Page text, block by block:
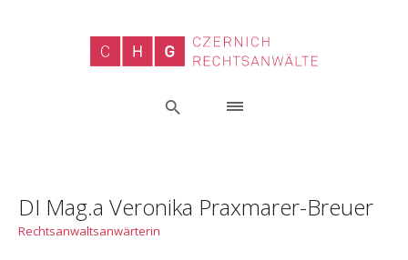
DI Mag.a Veronika Praxmarer-Breuer
Rechtsanwaltsanwärterin